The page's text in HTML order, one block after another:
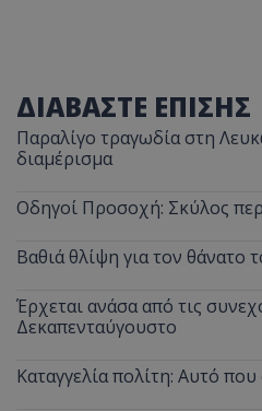
ΔΙΑΒΑΣΤΕ ΕΠΙΣΗΣ
Παραλίγο τραγωδία στη
διαμέρισμα
Οδηγοί Προσοχή: Σκύλος
Βαθιά θλίψη για τον
Έρχεται ανάσα από τις
Δεκαπενταύγουστο
Καταγγελία πολίτη: Αυτό